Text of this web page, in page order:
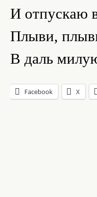
И отпускаю
Плыви,
В даль
Facebook X